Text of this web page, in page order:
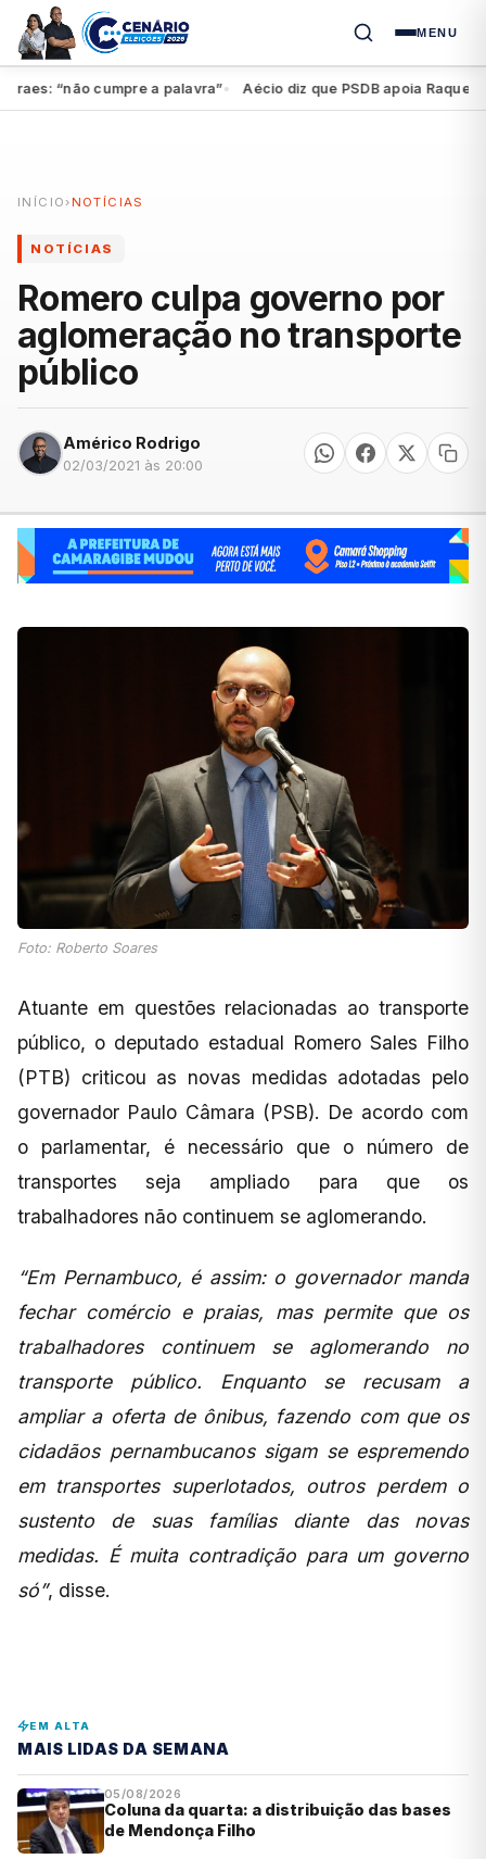
MENU
“não cumpre a palavra”● Aécio diz que PSDB apoia Raquel,
INÍCIO › NOTÍCIAS
NOTÍCIAS
Romero culpa governo por
aglomeração no transporte
público
Américo Rodrigo
02/03/2021 às 20:00
Foto: Roberto Soares
Atuante em questões relacionadas ao transporte
público, o deputado estadual Romero Sales Filho
(PTB) criticou as novas medidas adotadas pelo
governador Paulo Câmara (PSB). De acordo com
o parlamentar, é necessário que o número de
transportes seja ampliado para que os
trabalhadores não continuem se aglomerando.
“Em Pernambuco, é assim: o governador manda
fechar comércio e praias, mas permite que os
trabalhadores continuem se aglomerando no
transporte público. Enquanto se recusam a
ampliar a oferta de ônibus, fazendo com que os
cidadãos pernambucanos sigam se espremendo
em transportes superlotados, outros perdem o
sustento de suas famílias diante das novas
medidas. É muita contradição para um governo
só”, disse.
EM ALTA
MAIS LIDAS DA SEMANA
05/08/2026
Coluna da quarta: a distribuição das bases
de Mendonça Filho